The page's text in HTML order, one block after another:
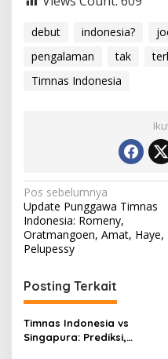
debut indonesia?
pengalaman
tak
Timnas Indonesia
Navigasi
pos
Pos sebelumnya
Update Punggawa Timnas
Indonesia: Romeny,
Oratmangoen, Amat, Haye,
Pelupessy
Posting Terkait
Timnas Indonesia vs
Singapura: Prediksi,